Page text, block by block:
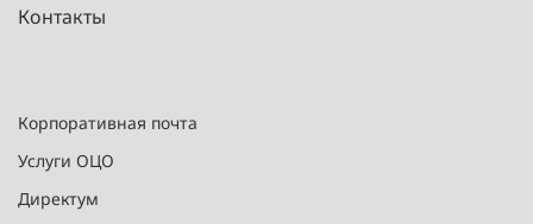
Контакты
Корпоративная почта
Услуги ОЦО
Директум